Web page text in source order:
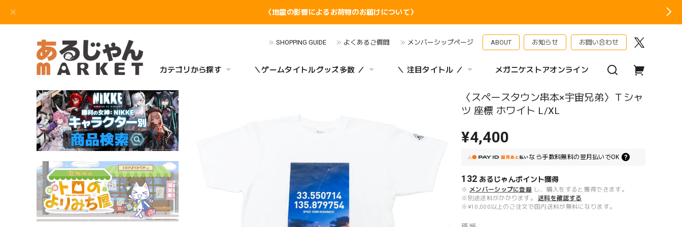
〈地震の影響によるお荷物のお届けについて〉
SHOPPING GUIDE よくあるご質問 メンバーシップページ ABOUT お知らせ お問い合わせ
カテゴリから探す ＼ゲームタイトルグッズ多数 ／ ＼ 注目タイトル ／ メガニケストアオンライン
〈スペースタウン串本×宇宙兄弟〉Ｔシャ
ツ 座標 ホワイト L/XL
¥4,400
なら手数料無料の 翌月払いでOK
132 あるじゃんポイント獲得
※ メンバーシップに登録 し、購入をすると獲得できます。
※別途送料がかかります。
送料を確認する
※¥10,000以上のご注文で国内送料が無料になります。